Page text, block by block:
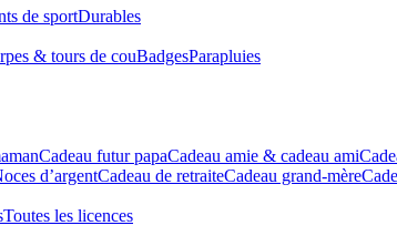
de sportDurables
& tours de couBadgesParapluies
Cadeau futur papaCadeau amie & cadeau ami
d’argentCadeau de retraiteCadeau grand-mère
Toutes les licences